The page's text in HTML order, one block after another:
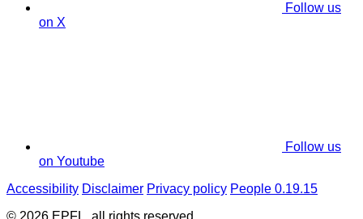
Follow us
on X
Follow us
on Youtube
Accessibility Disclaimer Privacy policy People 0.19.15